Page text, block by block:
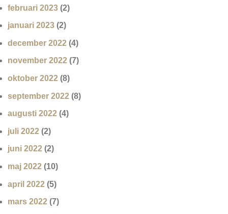
februari 2023 (2)
januari 2023 (2)
december 2022 (4)
november 2022 (7)
oktober 2022 (8)
september 2022 (8)
augusti 2022 (4)
juli 2022 (2)
juni 2022 (2)
maj 2022 (10)
april 2022 (5)
mars 2022 (7)